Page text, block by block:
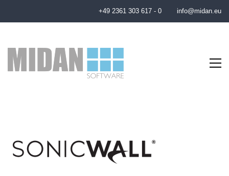
+49 2361 303 617 - 0 info@midan.eu